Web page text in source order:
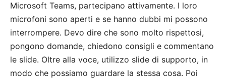
Microsoft Teams, partecipano attivamente. I loro
microfoni sono aperti e se hanno dubbi mi possono
interrompere. Devo dire che sono molto rispettosi,
pongono domande, chiedono consigli e commentano
le slide. Oltre alla voce, utilizzo slide di supporto, in
modo che possiamo guardare la stessa cosa. Poi